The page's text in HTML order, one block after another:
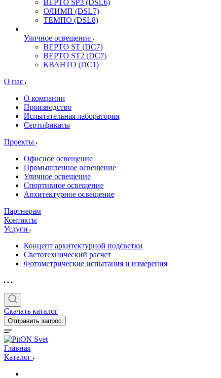
ВЕРТО SP3 (DSL6)
ОЛИМП (DSL7)
ТЕМПО (DSL8)
Уличное освещение
ВЕРТО ST (DC7)
ВЕРТО ST2 (DC7)
КВАНТО (DC1)
О нас
О компании
Производство
Испытательная лаборатория
Сертификаты
Проекты
Офисное освещение
Промышленное освещение
Уличное освещение
Спортивное освещение
Архитектурное освещение
Партнерам
Контакты
Услуги
Концепт архитектурной подсветки
Светотехнический расчет
Фотометрические испытания и измерения
Скачать каталог
Отправить запрос
Главная
Каталог